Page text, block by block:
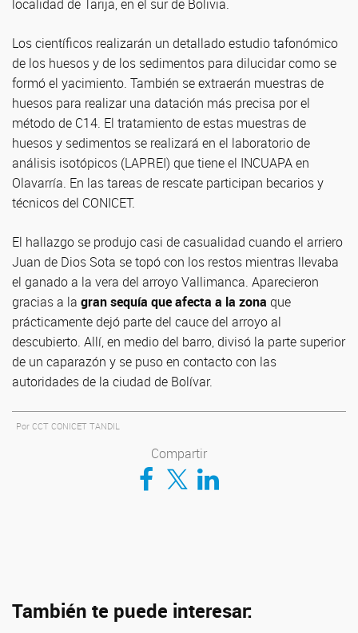
localidad de Tarija, en el sur de Bolivia.
Los científicos realizarán un detallado estudio tafonómico
de los huesos y de los sedimentos para dilucidar como se
formó el yacimiento. También se extraerán muestras de
huesos para realizar una datación más precisa por el
método de C14. El tratamiento de estas muestras de
huesos y sedimentos se realizará en el laboratorio de
análisis isotópicos (LAPREI) que tiene el INCUAPA en
Olavarría. En las tareas de rescate participan becarios y
técnicos del CONICET.
El hallazgo se produjo casi de casualidad cuando el arriero
Juan de Dios Sota se topó con los restos mientras llevaba
el ganado a la vera del arroyo Vallimanca. Aparecieron
gracias a la gran sequía que afecta a la zona que
prácticamente dejó parte del cauce del arroyo al
descubierto. Allí, en medio del barro, divisó la parte superior
de un caparazón y se puso en contacto con las
autoridades de la ciudad de Bolívar.
Por CCT CONICET TANDIL
Compartir
Compartir en Facebook
Compartir en TwitterCompartir en LinkedIn
También te puede interesar: